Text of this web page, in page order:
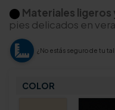
⬤ Materiales
pies delicados en
¿No estás seguro de tu
COLOR